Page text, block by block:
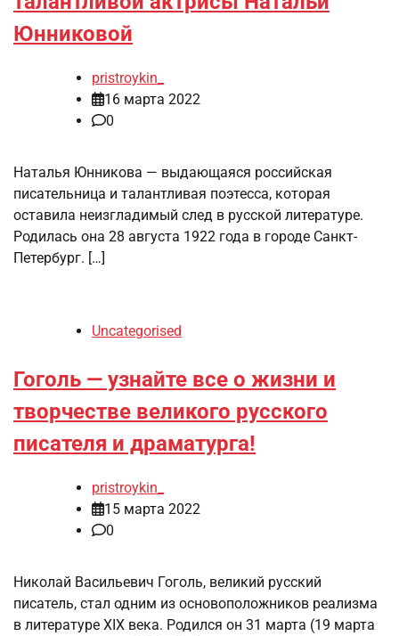
Юнниковой
pristroykin_
16 марта 2022
0
Наталья Юнникова — выдающаяся российская
писательница и талантливая поэтесса, которая
оставила неизгладимый след в русской литературе.
Родилась она 28 августа 1922 года в городе Санкт-
Петербург. […]
Uncategorised
Гоголь — узнайте все о жизни и
творчестве великого русского
писателя и драматурга!
pristroykin_
15 марта 2022
0
Николай Васильевич Гоголь, великий русский
писатель, стал одним из основоположников реализма
в литературе XIX века. Родился он 31 марта (19 марта